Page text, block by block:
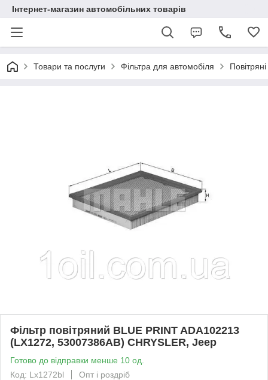
Інтернет-магазин автомобільних товарів
Товари та послуги Фільтра для автомобіля
Фільтр повітряний BLUE PRINT ADA102213
(LX1272, 53007386AB) CHRYSLER, Jeep
Готово до відправки менше 10 од.
Код: Lx1272bl
Опт і роздріб